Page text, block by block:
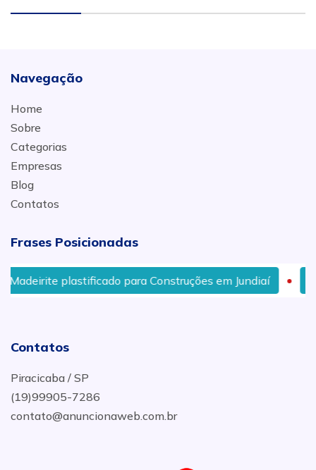
Navegação
Home
Sobre
Categorias
Empresas
Blog
Contatos
Frases Posicionadas
plastificado para Construções em Jundiaí
Contatos
Piracicaba / SP
(19)99905-7286
contato@anuncionaweb.com.br